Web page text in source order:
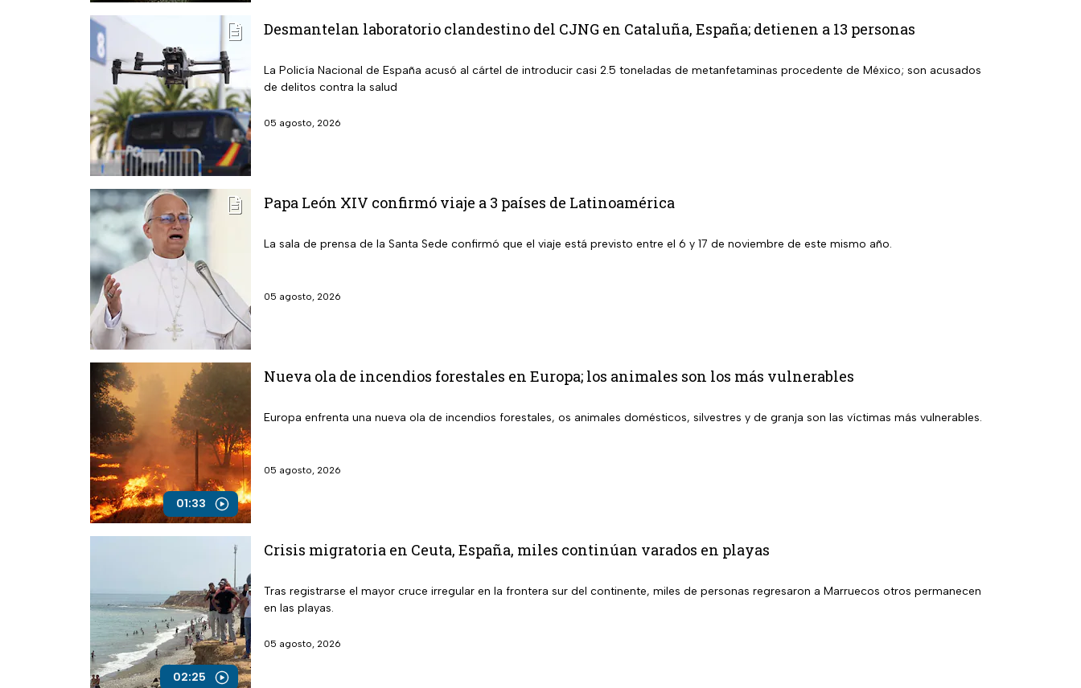
Desmantelan laboratorio clandestino del CJNG en Cataluña, España; detienen a 13 personas
La Policía Nacional de España acusó al cártel de introducir casi 2.5 toneladas de metanfetaminas procedente de México; son acusados
de delitos contra la salud
05 agosto, 2026
Papa León XIV confirmó viaje a 3 países de Latinoamérica
La sala de prensa de la Santa Sede confirmó que el viaje está previsto entre el 6 y 17 de noviembre de este mismo año.
05 agosto, 2026
01:33
Nueva ola de incendios forestales en Europa; los animales son los más vulnerables
Europa enfrenta una nueva ola de incendios forestales, os animales domésticos, silvestres y de granja son las víctimas más vulnerables.
05 agosto, 2026
02:25
Crisis migratoria en Ceuta, España, miles continúan varados en playas
Tras registrarse el mayor cruce irregular en la frontera sur del continente, miles de personas regresaron a Marruecos otros permanecen
en las playas.
05 agosto, 2026